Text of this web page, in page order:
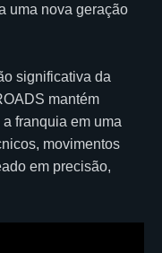
uma nova geração
significativa da
mantém
franquia em uma
movimentos
em precisão,